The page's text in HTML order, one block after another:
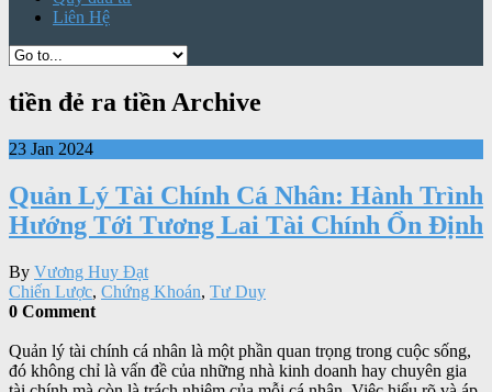
Liên Hệ
tiền đẻ ra tiền Archive
23 Jan 2024
Quản Lý Tài Chính Cá Nhân: Hành Trình
Hướng Tới Tương Lai Tài Chính Ổn Định
By Vương Huy Đạt
Chiến Lược, Chứng Khoán, Tư Duy
0 Comment
Quản lý tài chính cá nhân là một phần quan trọng trong cuộc sống,
đó không chỉ là vấn đề của những nhà kinh doanh hay chuyên gia